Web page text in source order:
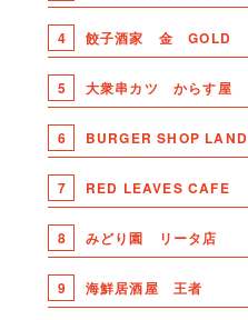
4 餃子酒家 金 GOLD
5 大衆串カツ からす屋
6 BURGER SHOP LAND
7 RED LEAVES CAFE
8 みどり園 リータ店
9 海鮮居酒屋 王者